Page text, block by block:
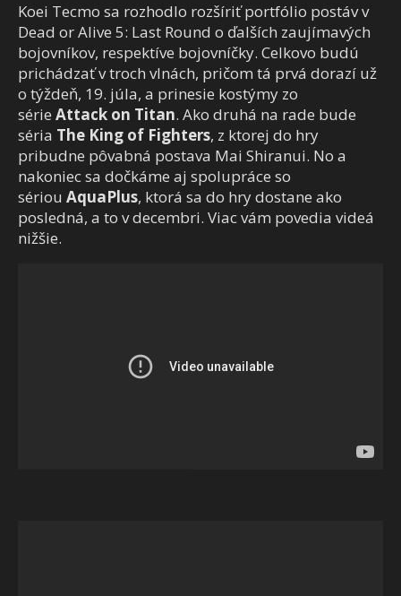
Koei Tecmo sa rozhodlo rozšíriť portfólio postáv v
Dead or Alive 5: Last Round o ďalších zaujímavých
bojovníkov, respektíve bojovníčky. Celkovo budú
prichádzať v troch vlnách, pričom tá prvá dorazí už
o týždeň, 19. júla, a prinesie kostýmy zo
série Attack on Titan. Ako druhá na rade bude
séria The King of Fighters, z ktorej do hry
pribudne pôvabná postava Mai Shiranui. No a
nakoniec sa dočkáme aj spolupráce so
sériou AquaPlus, ktorá sa do hry dostane ako
posledná, a to v decembri. Viac vám povedia videá
nižšie.